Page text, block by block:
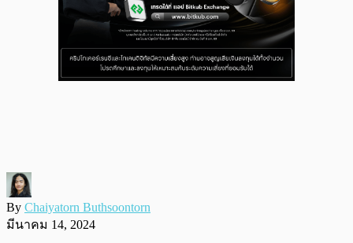
By Chaiyatorn Buthsoontorn
มีนาคม 14, 2024